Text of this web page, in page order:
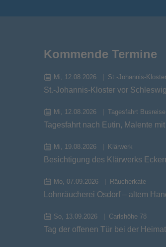
Kommende Termine
Mi, 12.08.2026 St.-Johannis-Kloster
St.-Johannis-Kloster vor Schleswig
Mi, 12.08.2026 Tagesfahrt Busreise
Tagesfahrt nach Eutin, Malente
Mi, 19.08.2026 Klärwerk
Besichtigung des Klärwerks
Mo, 07.09.2026 Räucherkate
Lohnräucherei Osdorf – altem
So, 13.09.2026 Carlshöhe 78
Tag der offenen Tür bei der